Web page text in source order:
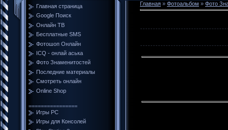
Главная страница
Google Поиск
Онлайн ТВ
Бесплатные SMS
Фотошоп Онлайн
ICQ - онлай аська
Фото Знаменитостей
Последние материалы
Смотреть онлайн
Online Shop
================
Игры PC
Игры для Консолей
Главная » Фотоальбом » Фото